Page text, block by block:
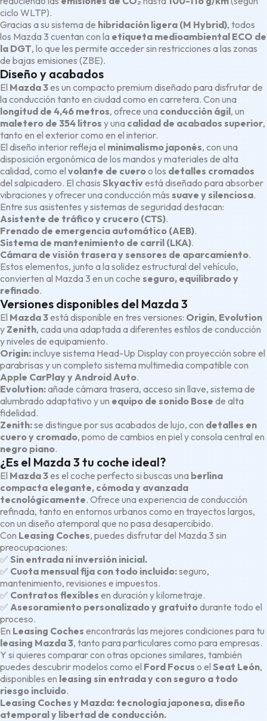
ciclo WLTP).
Gracias a su sistema de hibridación ligera (M Hybrid), todos
los Mazda 3 cuentan con la etiqueta medioambiental ECO de
la DGT, lo que les permite acceder sin restricciones a las zonas
de bajas emisiones (ZBE).
Diseño y acabados
El Mazda 3es un compacto premium diseñado para disfrutar de
la conducción tanto en ciudad como en carretera. Con una
longitud de 4,46 metros, ofrece una conducción ágil, un
maletero de 354 litros y una calidad de acabados superior,
tanto en el exterior como en el interior.
El diseño interior refleja el minimalismo japonés, con una
disposición ergonómica de los mandos y materiales de alta
calidad, como el volante de cueroo los detalles cromados
del salpicadero. El chasis Skyactivestá diseñado para absorber
vibraciones y ofrecer una conducción más suave y silenciosa.
Entre sus asistentes y sistemas de seguridad destacan:
Asistente de tráfico y crucero (CTS).
Frenado de emergencia automático (AEB).
Sistema de mantenimiento de carril (LKA).
Cámara de visión trasera y sensores de aparcamiento.
Estos elementos, junto a la solidez estructural del vehículo,
convierten al Mazda 3 en un coche seguro, equilibrado y
refinado.
Versiones disponibles del Mazda 3
El Mazda 3está disponible en tres versiones: Origin, Evolution
y Zenith, cada una adaptada a diferentes estilos de conducción
y niveles de equipamiento.
Origin:incluye sistema Head-Up Display con proyección sobre el
parabrisas y un completo sistema multimedia compatible con
Apple CarPlay y Android Auto.
Evolution:añade cámara trasera, acceso sin llave, sistema de
alumbrado adaptativo y un equipo de sonido Bose de alta
fidelidad.
Zenith:se distingue por sus acabados de lujo, con detalles en
cuero y cromado, pomo de cambios en piel y consola central en
negro piano.
¿Es el Mazda 3 tu coche ideal?
El Mazda 3es el coche perfecto si buscas una berlina
compacta elegante, cómoda y avanzada
tecnológicamente. Ofrece una experiencia de conducción
refinada, tanto en entornos urbanos como en trayectos largos,
con un diseño atemporal que no pasa desapercibido.
Con Leasing Coches, puedes disfrutar del Mazda 3 sin
preocupaciones:
✅ Sin entrada ni inversión inicial.
✅ Cuota mensual fija con todo incluido:seguro,
mantenimiento, revisiones e impuestos.
✅ Contratos flexibles en duración y kilometraje.
✅ Asesoramiento personalizado y gratuitodurante todo el
proceso.
En Leasing Coches encontrarás las mejores condiciones para tu
leasing Mazda 3, tanto para particulares como para empresas.
Y si quieres comparar con otras opciones similares, también
puedes descubrir modelos como el Ford Focus o el Seat León,
disponibles en leasing sin entrada y con seguro a todo
riesgo incluido.
Leasing Coches y Mazda: tecnología japonesa, diseño
atemporal y libertad de conducción.